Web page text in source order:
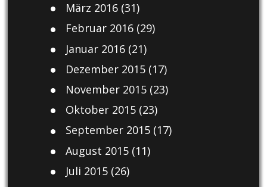
März 2016(31)
Februar 2016(29)
Januar 2016(21)
Dezember 2015(17)
November 2015(23)
Oktober 2015(23)
September 2015(17)
August 2015(11)
Juli 2015(26)